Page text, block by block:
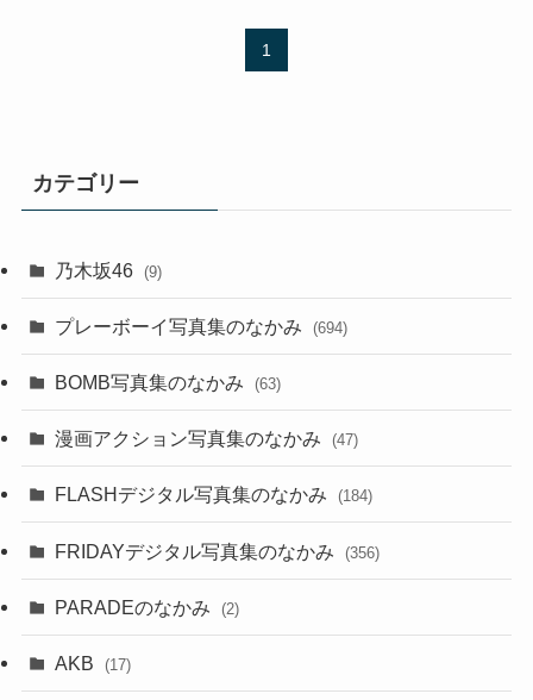
1
カテゴリー
乃木坂46 (9)
プレーボーイ写真集のなかみ (694)
BOMB写真集のなかみ (63)
漫画アクション写真集のなかみ (47)
FLASHデジタル写真集のなかみ (184)
FRIDAYデジタル写真集のなかみ (356)
PARADEのなかみ (2)
AKB (17)